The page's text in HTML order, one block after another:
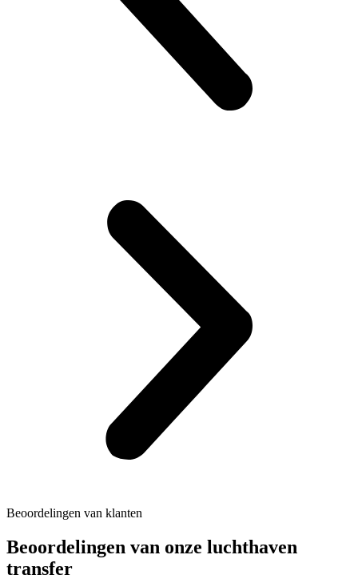
Beoordelingen van klanten
Beoordelingen van onze luchthaven
transfer